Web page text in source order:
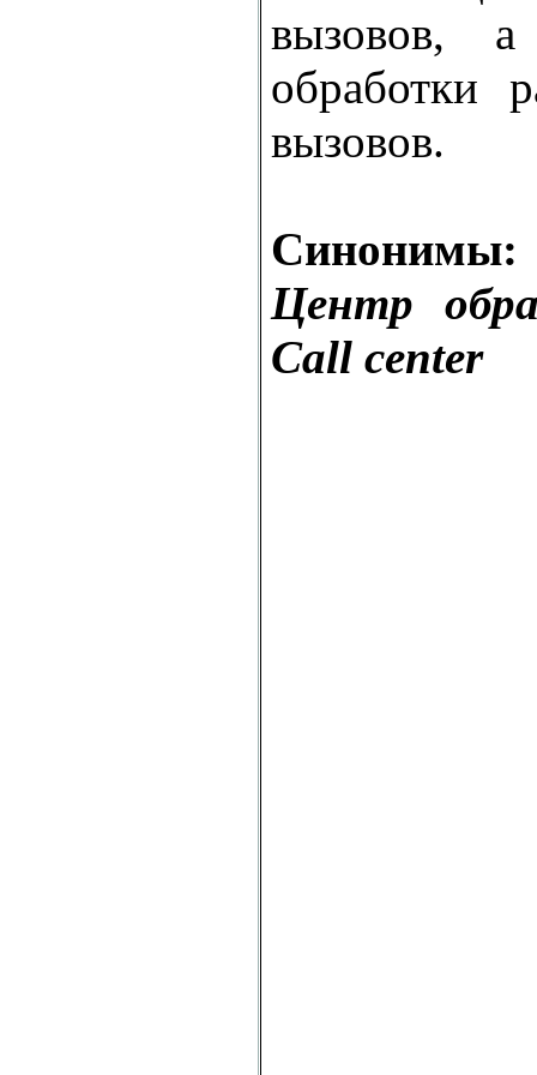
вызовов,
обработки
вызовов.
Синонимы:
Центр
Call center